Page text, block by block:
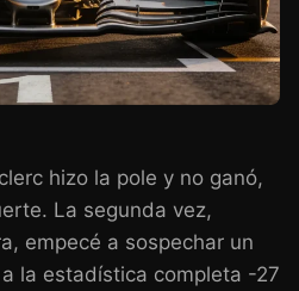
hizo la pole y no ganó,
La segunda vez,
empecé a sospechar un
la estadística completa -27